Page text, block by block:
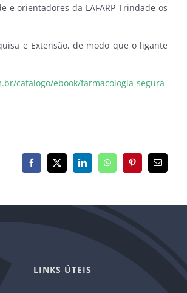
e orientadores da LAFARP Trindade os
e Extensão, de modo que o ligante
catalogo/ebook/farmacologia-segura-
Facebook
X LinkedInWhatsAppPinterest
E-
mail
LINKS ÚTEIS